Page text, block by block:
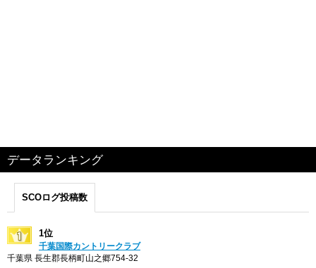
データランキング
SCOログ投稿数
1位
千葉国際カントリークラブ
千葉県 長生郡長柄町山之郷754-32